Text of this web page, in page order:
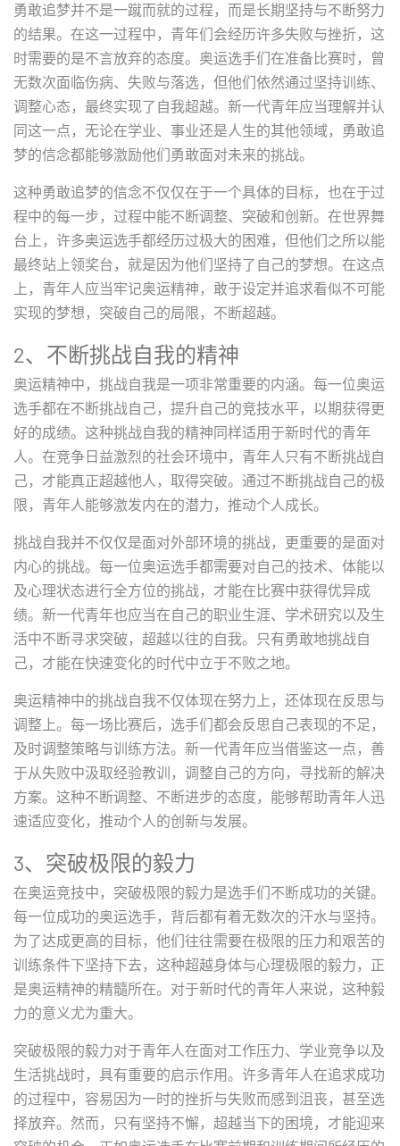
勇敢追梦并不是一蹴而就的过程，而是长期坚持与不断努力
的结果。在这一过程中，青年们会经历许多失败与挫折，这
时需要的是不言放弃的态度。奥运选手们在准备比赛时，曾
无数次面临伤病、失败与落选，但他们依然通过坚持训练、
调整心态，最终实现了自我超越。新一代青年应当理解并认
同这一点，无论在学业、事业还是人生的其他领域，勇敢追
梦的信念都能够激励他们勇敢面对未来的挑战。
这种勇敢追梦的信念不仅仅在于一个具体的目标，也在于过
程中的每一步，过程中能不断调整、突破和创新。在世界舞
台上，许多奥运选手都经历过极大的困难，但他们之所以能
最终站上领奖台，就是因为他们坚持了自己的梦想。在这点
上，青年人应当牢记奥运精神，敢于设定并追求看似不可能
实现的梦想，突破自己的局限，不断超越。
2、不断挑战自我的精神
奥运精神中，挑战自我是一项非常重要的内涵。每一位奥运
选手都在不断挑战自己，提升自己的竞技水平，以期获得更
好的成绩。这种挑战自我的精神同样适用于新时代的青年
人。在竞争日益激烈的社会环境中，青年人只有不断挑战自
己，才能真正超越他人，取得突破。通过不断挑战自己的极
限，青年人能够激发内在的潜力，推动个人成长。
挑战自我并不仅仅是面对外部环境的挑战，更重要的是面对
内心的挑战。每一位奥运选手都需要对自己的技术、体能以
及心理状态进行全方位的挑战，才能在比赛中获得优异成
绩。新一代青年也应当在自己的职业生涯、学术研究以及生
活中不断寻求突破，超越以往的自我。只有勇敢地挑战自
己，才能在快速变化的时代中立于不败之地。
奥运精神中的挑战自我不仅体现在努力上，还体现在反思与
调整上。每一场比赛后，选手们都会反思自己表现的不足，
及时调整策略与训练方法。新一代青年应当借鉴这一点，善
于从失败中汲取经验教训，调整自己的方向，寻找新的解决
方案。这种不断调整、不断进步的态度，能够帮助青年人迅
速适应变化，推动个人的创新与发展。
3、突破极限的毅力
在奥运竞技中，突破极限的毅力是选手们不断成功的关键。
每一位成功的奥运选手，背后都有着无数次的汗水与坚持。
为了达成更高的目标，他们往往需要在极限的压力和艰苦的
训练条件下坚持下去，这种超越身体与心理极限的毅力，正
是奥运精神的精髓所在。对于新时代的青年人来说，这种毅
力的意义尤为重大。
突破极限的毅力对于青年人在面对工作压力、学业竞争以及
生活挑战时，具有重要的启示作用。许多青年人在追求成功
的过程中，容易因为一时的挫折与失败而感到沮丧，甚至选
择放弃。然而，只有坚持不懈，超越当下的困境，才能迎来